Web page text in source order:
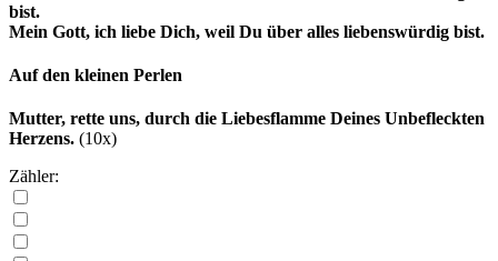
bist.
Mein Gott, ich liebe Dich, weil Du über alles liebenswürdig bist.
Auf den kleinen Perlen
Mutter, rette uns, durch die Liebesflamme Deines Unbefleckten
Herzens. (10x)
Zähler: